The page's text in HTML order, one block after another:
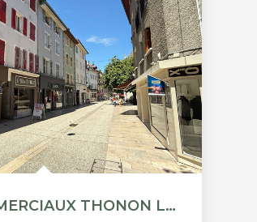
MURS COMMERCIAUX THONON LES BAINS - 40.71 M2